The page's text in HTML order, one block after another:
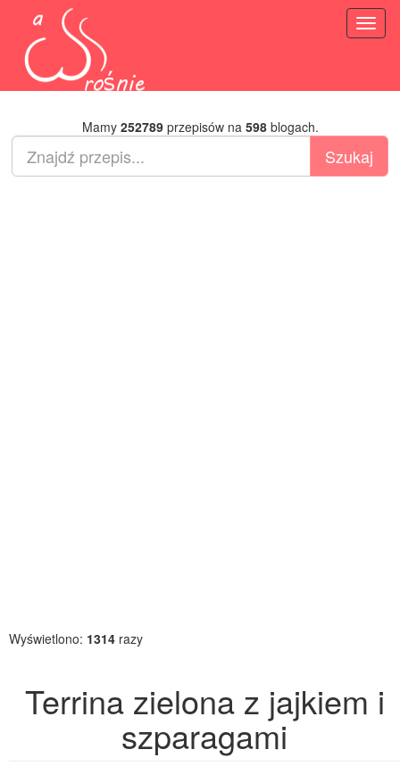
Mamy 252789przepisów na 598blogach.
Wyświetlono: 1314 razy
Terrina zielona z jajkiem i
szparagami